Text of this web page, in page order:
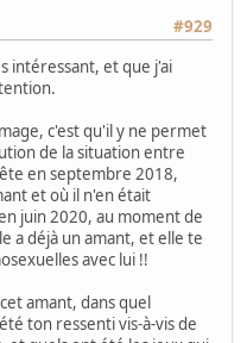
#929
intéressant, et que j'ai
c'est qu'il y ne permet
de la situation entre
en septembre 2018,
et où il n'en était
juin 2020, au moment de
a déjà un amant, et elle te
avec lui !!
amant, dans quel
ton ressenti vis-à-vis de